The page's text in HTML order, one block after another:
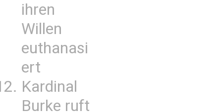
ihren
Willen
euthanasi
ert
Kardinal
Burke ruft